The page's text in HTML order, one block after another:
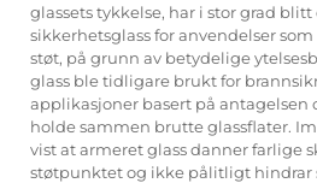
glassets tykkelse, har i stor grad
sikkerhetsglass for anvendelser
støt, på grunn av betydelige
glass ble tidligare brukt for
applikasjoner basert på
holde sammen brutte glassflater.
vist at armeret glass danner farlige
støtpunktet og ikke pålitligt hindrar